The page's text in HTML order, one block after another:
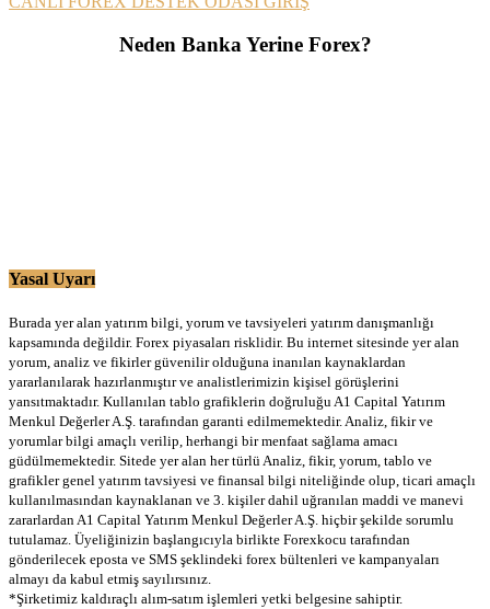
Neden Banka Yerine Forex?
Yasal Uyarı
Burada yer alan yatırım bilgi, yorum ve tavsiyeleri yatırım danışmanlığı
kapsamında değildir. Forex piyasaları risklidir. Bu internet sitesinde yer alan
yorum, analiz ve fikirler güvenilir olduğuna inanılan kaynaklardan
yararlanılarak hazırlanmıştır ve analistlerimizin kişisel görüşlerini
yansıtmaktadır. Kullanılan tablo grafiklerin doğruluğu A1 Capital Yatırım
Menkul Değerler A.Ş. tarafından garanti edilmemektedir. Analiz, fikir ve
yorumlar bilgi amaçlı verilip, herhangi bir menfaat sağlama amacı
güdülmemektedir. Sitede yer alan her türlü Analiz, fikir, yorum, tablo ve
grafikler genel yatırım tavsiyesi ve finansal bilgi niteliğinde olup, ticari amaçlı
kullanılmasından kaynaklanan ve 3. kişiler dahil uğranılan maddi ve manevi
zararlardan A1 Capital Yatırım Menkul Değerler A.Ş. hiçbir şekilde sorumlu
tutulamaz. Üyeliğinizin başlangıcıyla birlikte Forexkocu tarafından
gönderilecek eposta ve SMS şeklindeki forex bültenleri ve kampanyaları
almayı da kabul etmiş sayılırsınız.
*Şirketimiz kaldıraçlı alım-satım işlemleri yetki belgesine sahiptir.